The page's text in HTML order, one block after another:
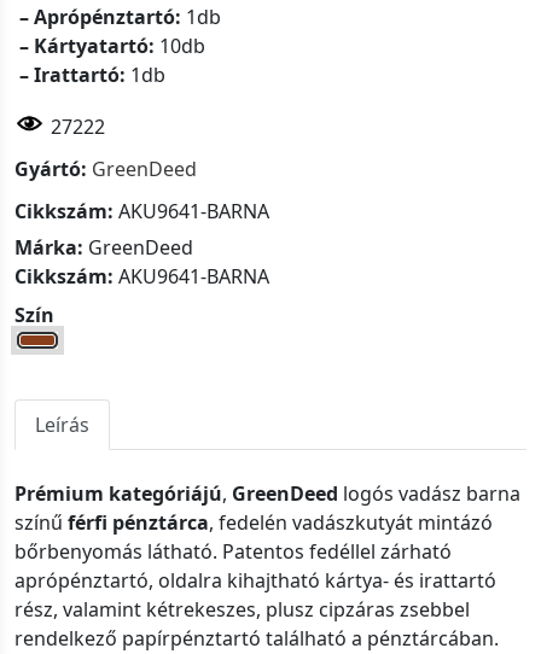
– Aprópénztartó: 1db
– Kártyatartó: 10db
– Irattartó: 1db
27222
Gyártó: GreenDeed
Cikkszám: AKU9641-BARNA
Márka: GreenDeed
Cikkszám: AKU9641-BARNA
Szín
Leírás
Prémium kategóriájú, GreenDeed logós vadász barna
színű férfi pénztárca, fedelén vadászkutyát mintázó
bőrbenyomás látható. Patentos fedéllel zárható
aprópénztartó, oldalra kihajtható kártya- és irattartó
rész, valamint kétrekeszes, plusz cipzáras zsebbel
rendelkező papírpénztartó található a pénztárcában.